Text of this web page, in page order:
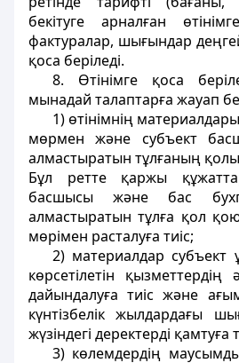
бекітуге арналған
фактуралар, шығындар
қоса беріледі.
8. Өтінімге қоса
мынадай талаптарға жауап
1) өтінімнің материалдары
мөрмен және субъект
алмастыратын тұлғаның
Бұл ретте қаржы
басшысы және бас
алмастыратын тұлға қол
мөрімен расталуға тиіс;
2) материалдар субъект
көрсетілетін
дайындалуға тиіс және
күнтізбелік жылдардағы
жүзіндегі деректерді қамтуға
3) көлемдердің